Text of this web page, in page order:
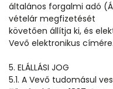
általános forgalmi adó
vételár megfizetését
követően állítja ki, és
Vevő elektronikus címére.
5. ELÁLLÁSI JOG
5.1. A Vevő tudomásul